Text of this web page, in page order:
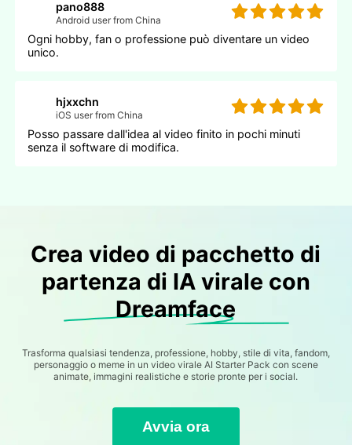
pano888
Android user from China
Ogni hobby, fan o professione può diventare un video
unico.
hjxxchn
iOS user from China
Posso passare dall'idea al video finito in pochi minuti
senza il software di modifica.
Crea video di pacchetto di
partenza di IA virale con
Dreamface
Trasforma qualsiasi tendenza, professione, hobby, stile di vita, fandom,
personaggio o meme in un video virale AI Starter Pack con scene
animate, immagini realistiche e storie pronte per i social.
Avvia ora